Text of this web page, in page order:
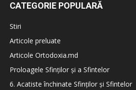
CATEGORIE POPULARĂ
Stiri
Articole preluate
Articole Ortodoxia.md
Proloagele Sfinților și a Sfintelor
6. Acatiste închinate Sfinților și Sfintelor